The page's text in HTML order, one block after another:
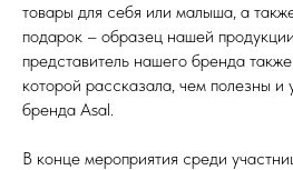
товары для себя или малыша, а
подарок – образец нашей
представитель нашего бренда
которой рассказала, чем полезны
бренда Asal.
В конце мероприятия среди